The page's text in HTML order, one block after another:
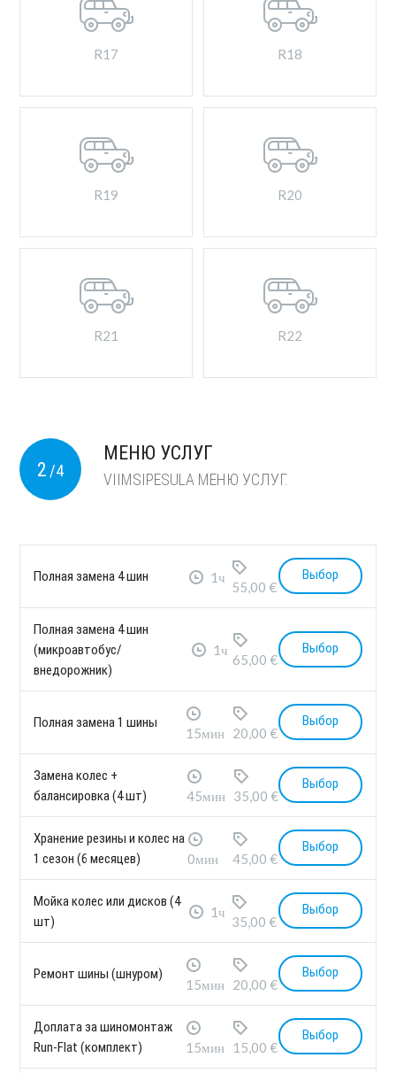
R17 R18
R19 R20
R21 R22
2 /4
МЕНЮ УСЛУГ
VIIMSIPESULA МЕНЮ УСЛУГ.
Полная замена 4 шин 1ч
55,00 €
Выбор
Полная замена 4 шин
(микроавтобус/
внедорожник)
1ч
65,00 €
Выбор
Полная замена 1 шины
15мин 20,00 €
Выбор
Замена колес +
балансировка (4 шт)
45мин 35,00 €
Выбор
Хранение резины и колес на
1 сезон (6 месяцев)
0мин 45,00 €
Выбор
Мойка колес или дисков (4
шт)
1ч
35,00 €
Выбор
Ремонт шины (шнуром)
15мин 20,00 €
Выбор
Доплата за шиномонтаж
Run-Flat (комплект)
15мин 15,00 €
Выбор